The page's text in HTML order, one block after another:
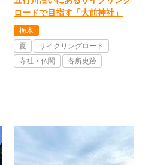
ロードで目指す「大前神社」
栃木
夏
サイクリングロード
寺社・仏閣
各所史跡